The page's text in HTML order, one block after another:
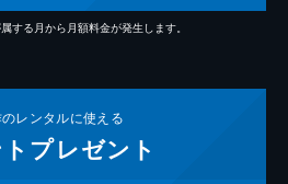
する月から月額料金が発生します。
レンタルに使える
プレゼント